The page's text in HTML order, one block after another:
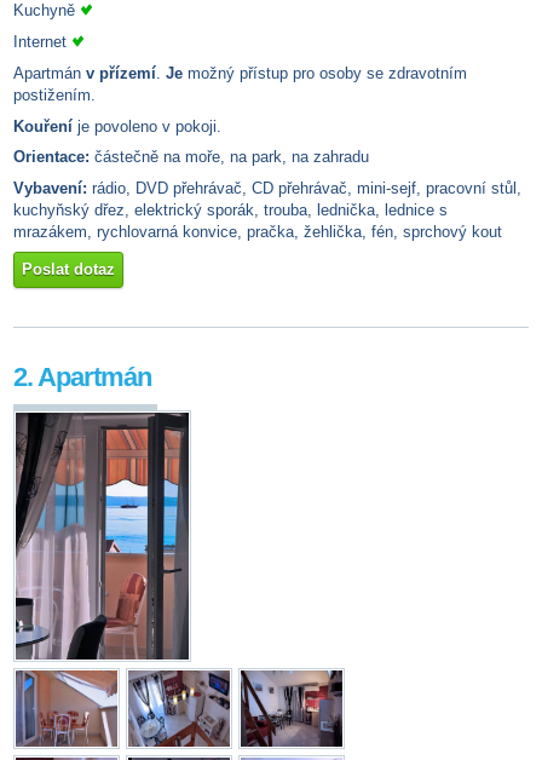
Kuchyně
Internet
Apartmán v přízemí Je možný přístup pro osoby se zdravotním
postižením.
Kouření je povoleno v pokoji.
Orientace: částečně na moře, na park, na zahradu
Vybavení: rádio, DVD přehrávač, CD přehrávač, mini-sejf, pracovní stůl,
kuchyňský dřez, elektrický sporák, trouba, lednička, lednice s
mrazákem, rychlovarná konvice, pračka, žehlička, fén, sprchový kout
Poslat dotaz
2. Apartmán